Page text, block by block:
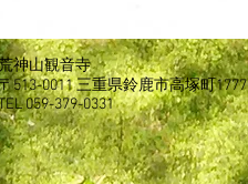
神山観音寺
513-0011 三重県鈴鹿市高塚町1777
059-379-0331